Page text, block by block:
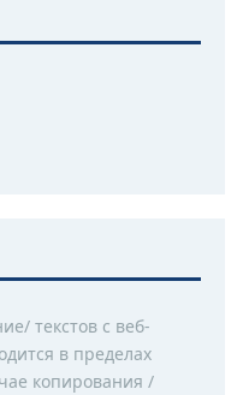
текстов с веб-
в пределах
копирования /